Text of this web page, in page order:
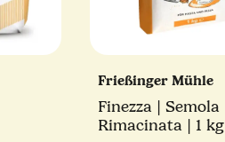
Frießinger Mühle
Finezza | Semola
Rimacinata | 1 kg |